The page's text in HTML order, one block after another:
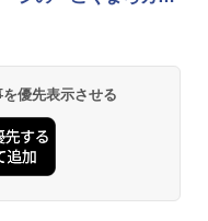
F250TSV(B)
蒸気 オーブンレンジ 23
ク RE-WF232-B シンプ
一人暮らし 二人暮ら
対湿度）センサー ノン
スト スチームあたため
優先表示させる